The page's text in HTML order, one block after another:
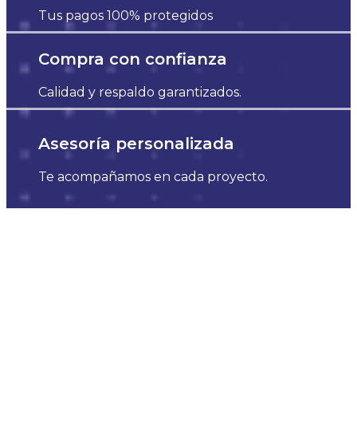
Tus pagos 100% protegidos
Compra con confianza
Calidad y respaldo garantizados.
Asesoría personalizada
Te acompañamos en cada proyecto.